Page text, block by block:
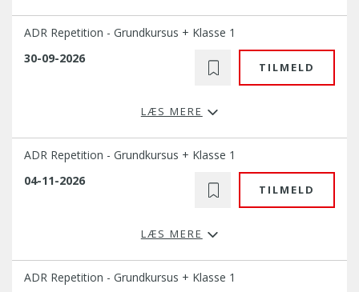
30-09-2026
ADR Repetition - Grundkursus + Klasse 1
LÆS MERE
TILMELD
04-11-2026
ADR Repetition - Grundkursus + Klasse 1
LÆS MERE
TILMELD
ADR Repetition - Grundkursus + Klasse 1